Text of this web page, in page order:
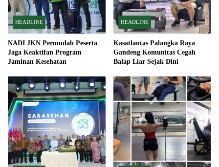
HEADLINE
NADI JKN Permudah Peserta
Jaga Keaktifan Program
Jaminan Kesehatan
HEADLINE
Kasatlantas Palangka Raya
Gandeng Komunitas Cegah
Balap Liar Sejak Dini